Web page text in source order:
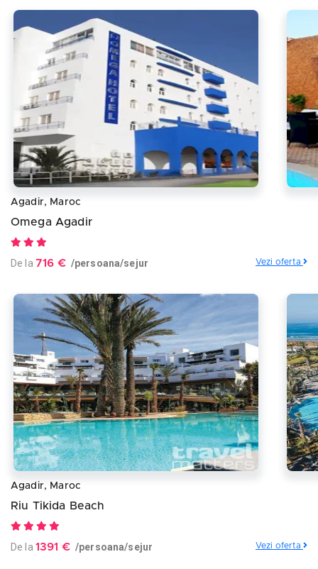
Agadir, Maroc
Omega Agadir
De la 716 € /persoana/sejur Vezi oferta
Agadir, Maroc
Riu Tikida Beach
De la 1391 € /persoana/sejur Vezi oferta